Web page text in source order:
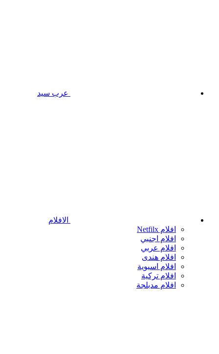
عرب سيد
الافلام
افلام Netfilx
افلام اجنبي
افلام عربي
افلام هندى
افلام اسيوية
افلام تركية
افلام مدبلجة